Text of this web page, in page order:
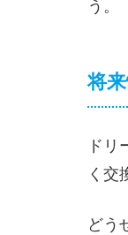
う。
将
ドリ
く交
どう